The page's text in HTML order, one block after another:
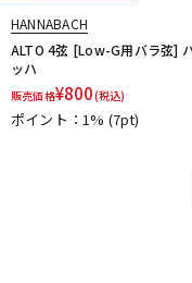
HANNABACH
ALTO 4弦 [Low-G用バラ弦]
ッハ
販売価格¥800(税込)
ポイント：1% (7pt)